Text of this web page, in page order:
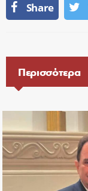
Share
Περισσότερα